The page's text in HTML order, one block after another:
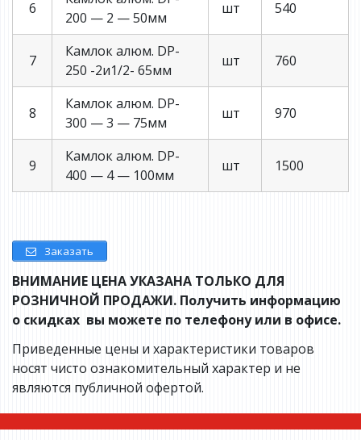
6
200 — 2 — 50мм
шт 540
7
Камлок алюм. DP-
250 -2и1/2- 65мм
шт 760
8
Камлок алюм. DP-
300 — 3 — 75мм
шт 970
9
Камлок алюм. DP-
400 — 4 — 100мм
шт 1500
Заказать
ВНИМАНИЕ ЦЕНА УКАЗАНА ТОЛЬКО ДЛЯ
РОЗНИЧНОЙ ПРОДАЖИ. Получить информацию
о скидках вы можете по телефону или в офисе.
Приведенные цены и характеристики товаров
носят чисто ознакомительный характер и не
являются публичной офертой.